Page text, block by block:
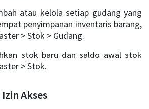
atau kelola setiap gudang yang
penyimpanan inventaris barang,
> Stok > Gudang.
stok baru dan saldo awal stok
> Stok.
Akses